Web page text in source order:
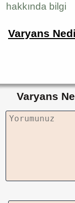
hakkında bilgi
Varyans
Varyans